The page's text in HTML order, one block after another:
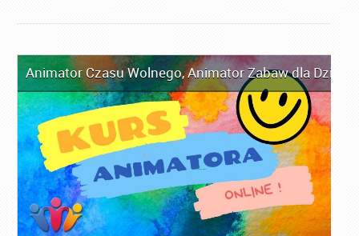
Animator Czasu Wolnego,Animator Zabaw dla Dzieci